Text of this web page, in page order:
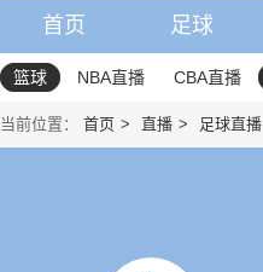
首页 足球
篮球 NBA直播 CBA直播
当前位置： 首页 直播 足球直播